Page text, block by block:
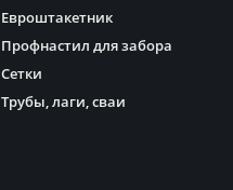
Евроштакетник
Профнастил для забора
Сетки
Трубы, лаги, сваи